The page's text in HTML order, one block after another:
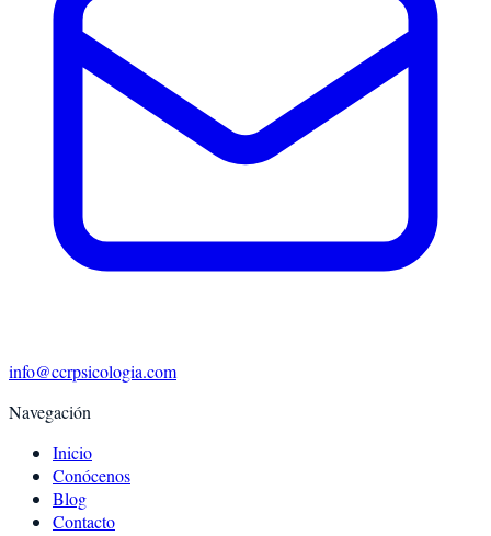
info@ccrpsicologia.com
Navegación
Inicio
Conócenos
Blog
Contacto